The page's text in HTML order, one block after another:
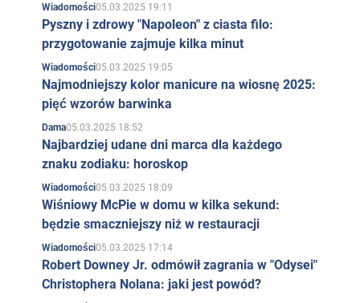
Wiadomości05.03.2025 19:11
Pyszny i zdrowy "Napoleon" z ciasta filo:
przygotowanie zajmuje kilka minut
Wiadomości05.03.2025 19:05
Najmodniejszy kolor manicure na wiosnę 2025:
pięć wzorów barwinka
Dama05.03.2025 18:52
Najbardziej udane dni marca dla każdego
znaku zodiaku: horoskop
Wiadomości05.03.2025 18:09
Wiśniowy McPie w domu w kilka sekund:
będzie smaczniejszy niż w restauracji
Wiadomości05.03.2025 17:14
Robert Downey Jr. odmówił zagrania w "Odysei"
Christophera Nolana: jaki jest powód?